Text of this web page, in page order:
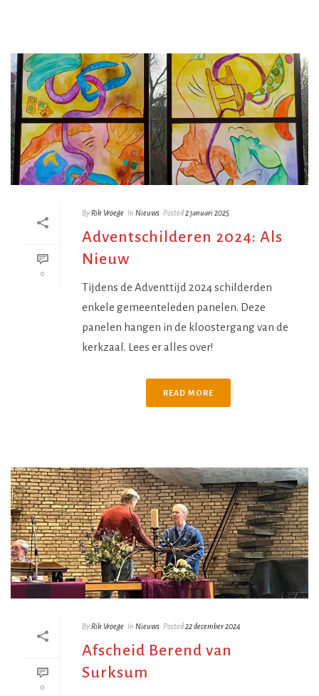
0
By Rik Vroege In Nieuws Posted2 januari 2025
Adventschilderen 2024: Als
Nieuw
Tijdens de Adventtijd 2024 schilderden
enkele gemeenteleden panelen. Deze
panelen hangen in de kloostergang van de
kerkzaal. Lees er alles over!
READ MORE
0
ByRik Vroege In Nieuws Posted22 december 2024
Afscheid Berend van
Surksum